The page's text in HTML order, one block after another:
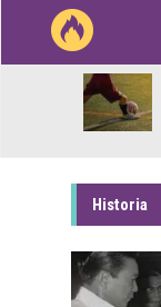
Historia